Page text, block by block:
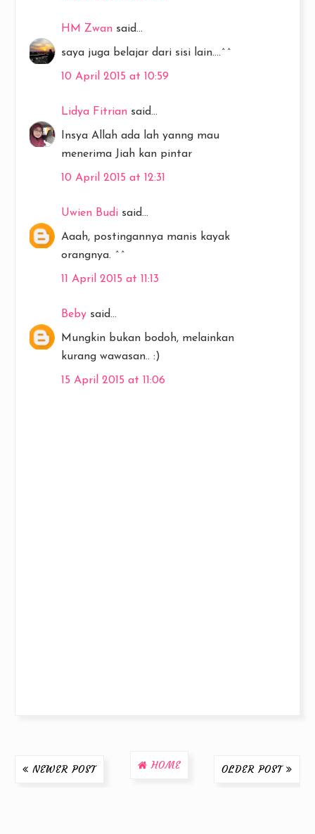
HM Zwan said...
saya juga belajar dari sisi lain....^^
10 April 2015 at 10:59
Lidya Fitrian said...
Insya Allah ada lah yanng mau
menerima Jiah kan pintar
10 April 2015 at 12:31
Uwien Budi said...
Aaah, postingannya manis kayak
orangnya. ^^
11 April 2015 at 11:13
Beby said...
Mungkin bukan bodoh, melainkan
kurang wawasan.. :)
15 April 2015 at 11:06
NEWER POST OLDER POST
HOME